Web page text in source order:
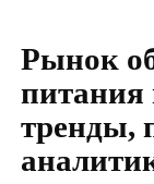
Рынок
питания
тренды,